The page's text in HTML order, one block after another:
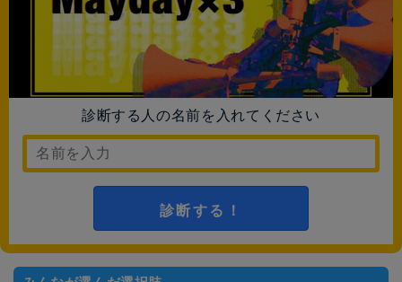
診断する人の名前を入れてください
診断する！